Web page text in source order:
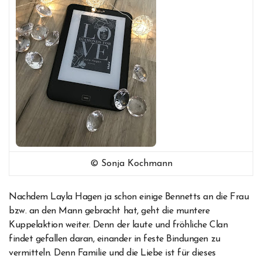
© Sonja Kochmann
Nachdem Layla Hagen ja schon einige Bennetts an die Frau
bzw. an den Mann gebracht hat, geht die muntere
Kuppelaktion weiter. Denn der laute und fröhliche Clan
findet gefallen daran, einander in feste Bindungen zu
vermitteln. Denn Familie und die Liebe ist für dieses